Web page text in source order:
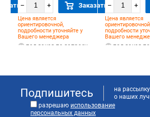
– + Заказать
Цена является
ориентировочной,
подробности уточняйте у
Вашего менеджера
под заказ по запросу
– +
Цена является
подробности
Вашего
под заказ
Подпишитесь
на
о наших
разрешаю использование
персональных данных